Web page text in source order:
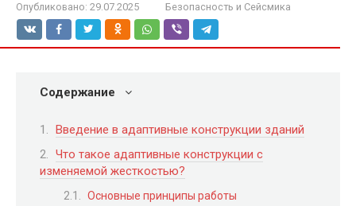
Опубликовано: 29.07.2025 Безопасность и Сейсмика
Содержание
Введение в адаптивные конструкции зданий
Что такое адаптивные конструкции с
изменяемой жесткостью?
Основные принципы работы